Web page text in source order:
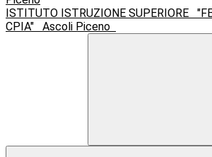
ISTITUTO ISTRUZIONE SUPERIORE
CPIA"
Ascoli Piceno